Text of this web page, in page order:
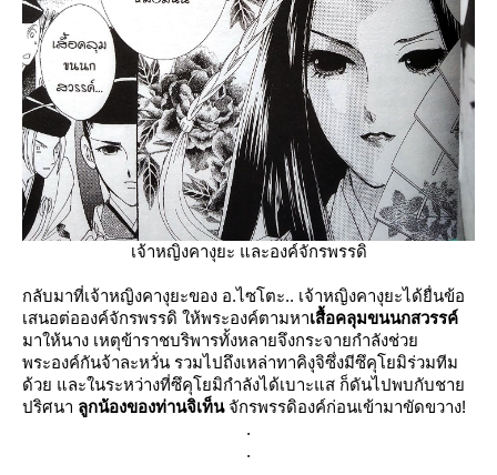
เจ้าหญิงคางุยะ และองค์จักรพรรดิ
กลับมาที่เจ้าหญิงคางุยะของ อ.ไซโตะ.. เจ้าหญิงคางุยะได้ยื่นข้อ
เสนอต่อองค์จักรพรรดิ ให้พระองค์ตามหาเสื้อคลุมขนนกสวรรค์
มาให้นาง เหตุข้าราชบริพารทั้งหลายจึงกระจายกำลังช่ว
พระองค์กันจ้าละหวั่น รวมไปถึงเหล่าทาคิงุจิซึ่งมีซึคุโยมิร่วมทีม
ด้วย และในระหว่างที่ซึคุโยมิกำลังได้เบาะแส ก็ดันไปพบกับชา
ปริศนา ลูกน้องของท่านจิเท็นจักรพรรดิองค์ก่อนเข้ามาขัดขวาง!
.
.